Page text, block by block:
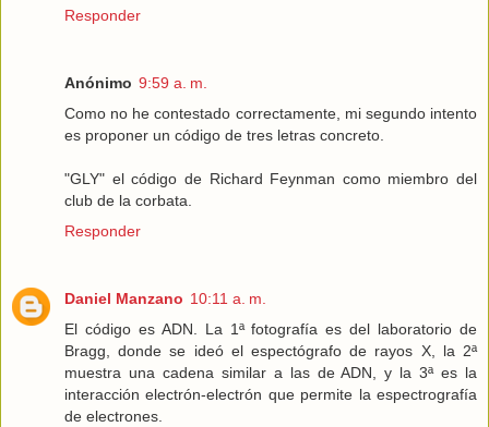
Responder
Anónimo 9:59 a. m.
Como no he contestado correctamente, mi segundo intento
es proponer un código de tres letras concreto.
"GLY" el código de Richard Feynman como miembro del
club de la corbata.
Responder
Daniel Manzano 10:11 a. m.
El código es ADN. La 1ª fotografía es del laboratorio de
Bragg, donde se ideó el espectógrafo de rayos X, la 2ª
muestra una cadena similar a las de ADN, y la 3ª es la
interacción electrón-electrón que permite la espectrografía
de electrones.